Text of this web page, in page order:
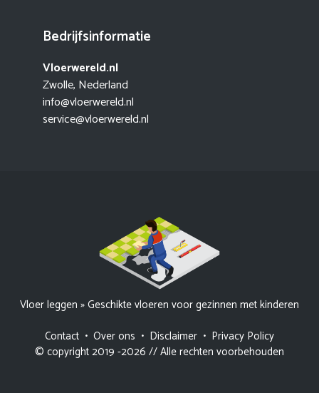
Bedrijfsinformatie
Vloerwereld.nl
Zwolle, Nederland
info@vloerwereld.nl
service@vloerwereld.nl
Vloer leggen »Geschikte vloeren voor gezinnen met kinderen
Contact • Over ons • Disclaimer • Privacy Policy
© copyright 2019 -2026 // Alle rechten voorbehouden